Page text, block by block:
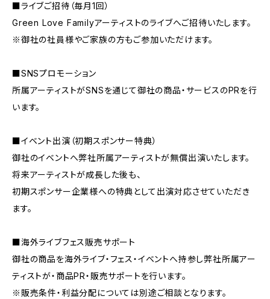
■ライブご招待（毎月1回）
Green Love Familyアーティストのライブへご招待いたします。
※御社の社員様やご家族の方もご参加いただけます。
■SNSプロモーション
所属アーティストがSNSを通じて御社の商品・サービスのPRを行
います。
■イベント出演（初期スポンサー特典）
御社のイベントへ弊社所属アーティストが無償出演いたします。
将来アーティストが成長した後も、
初期スポンサー企業様への特典として出演対応させていただき
ます。
■海外ライブフェス販売サポート
御社の商品を海外ライブ・フェス・イベントへ持参し弊社所属アー
ティストが・商品PR・販売サポートを行います。
※販売条件・利益分配については別途ご相談となります。